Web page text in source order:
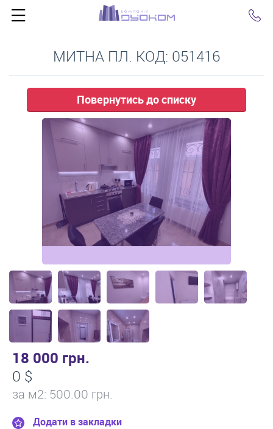
МИТНА ПЛ. КОД: 051416
Повернутись до списку
18 000 грн.
0 $
за м2: 500.00 грн.
Додати в закладки